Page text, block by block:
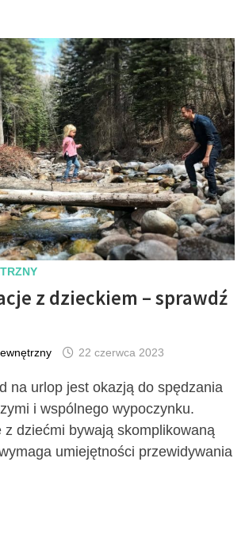
z dzieckiem – sprawdź
22 czerwca 2023
na urlop jest okazją do spędzania
i wspólnego wypoczynku.
z dziećmi bywają skomplikowaną
umiejętności przewidywania